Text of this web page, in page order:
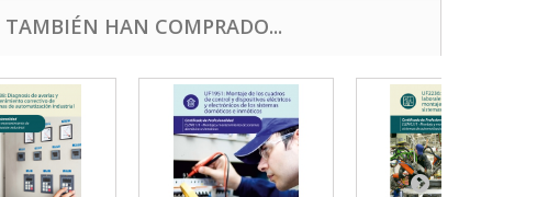
TAMBIÉN HAN COMPRADO...